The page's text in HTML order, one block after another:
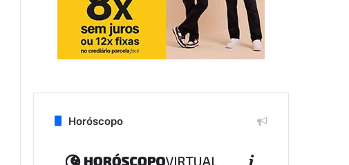
Horóscopo